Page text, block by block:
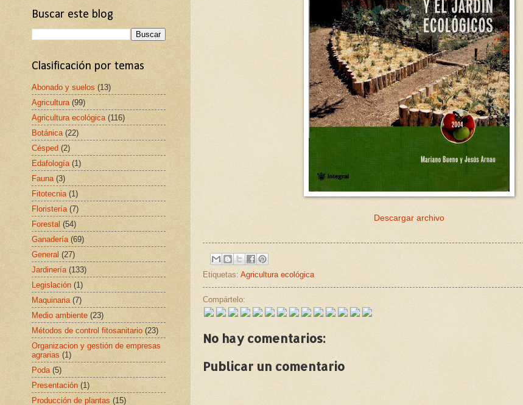
Descargar archivo
Etiquetas: Agricultura ecológica
Compártelo:
No hay comentarios:
Publicar un comentario
Buscar este blog
Clasificación por temas
Abonado y suelos (13)
Agricultura (99)
Agricultura ecológica (116)
Botánica (22)
Césped (2)
Edafología (1)
Fauna (3)
Fitotecnia (1)
Floristería (7)
Forestal (54)
Ganadería (69)
General (27)
Jardinería (133)
Legislación (1)
Maquinaria (7)
Medio ambiente (23)
Métodos de control fitosanitario (23)
Organizacion y gestión de empresas
agrarias (1)
Poda (5)
Presentación (1)
Producción de plantas (15)